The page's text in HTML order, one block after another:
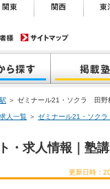
＞ ゼミナール21・ソクラ 田野
人一覧 ＞ ゼミナール21・ソク
・求人情報｜塾
更新日時：